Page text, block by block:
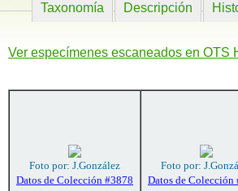
Taxonomía Descripción
Ver especímenes escaneados en OTS
Foto por: J.González
Datos de Colección #3878
Foto por:
Datos de Colección